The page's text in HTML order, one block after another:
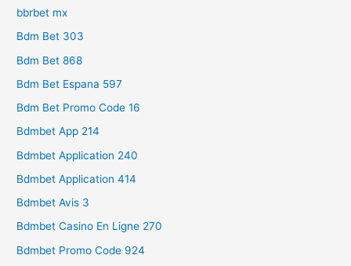
bbrbet mx
Bdm Bet 303
Bdm Bet 868
Bdm Bet Espana 597
Bdm Bet Promo Code 16
Bdmbet App 214
Bdmbet Application 240
Bdmbet Application 414
Bdmbet Avis 3
Bdmbet Casino En Ligne 270
Bdmbet Promo Code 924